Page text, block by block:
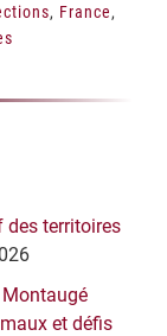
, France,
des territoires
Montaugé
et défis